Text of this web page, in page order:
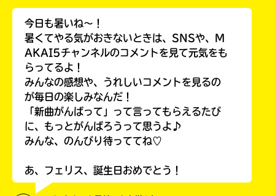
今日も暑いね〜！
暑くてやる気がおきないときは、SNSや、M
AKAI5チャンネルのコメントを見て元気をも
らってるよ！
みんなの感想や、うれしいコメントを見るの
が毎日の楽しみなんだ！
「新曲がんばって」って言ってもらえるたび
に、もっとがんばろうって思うよ♪
みんな、のんびり待っててね♡
あ、フェリス、誕生日おめでとう！